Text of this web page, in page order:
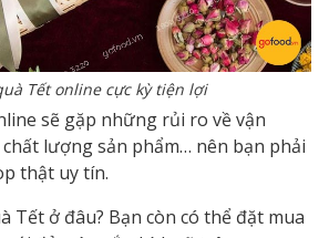
Tết online cực kỳ tiện lợi
sẽ gặp những rủi ro về vận
lượng sản phẩm… nên bạn phải
thật uy tín.
Tết ở đâu? Bạn còn có thể đặt mua